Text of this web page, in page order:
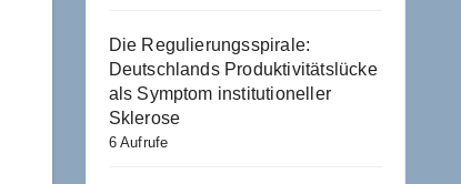
Die Regulierungsspirale:
Deutschlands Produktivitätslücke
als Symptom institutioneller
Sklerose
6 Aufrufe